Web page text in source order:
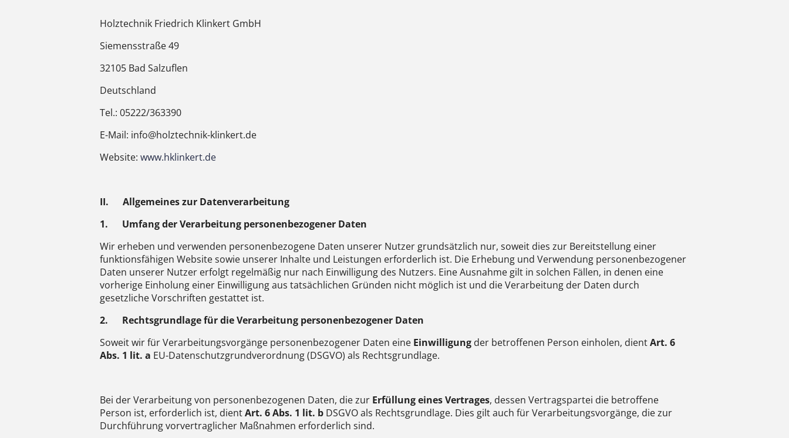
Holztechnik Friedrich Klinkert GmbH
Siemensstraße 49
32105 Bad Salzuflen
Deutschland
Tel.: 05222/363390
E-Mail: info@holztechnik-klinkert.de
Website: www.hklinkert.de
II. Allgemeines zur Datenverarbeitung
1. Umfang der Verarbeitung personenbezogener Daten
Wir erheben und verwenden personenbezogene Daten unserer Nutzer grundsätzlich nur, soweit dies zur Bereitstellung einer
funktionsfähigen Website sowie unserer Inhalte und Leistungen erforderlich ist. Die Erhebung und Verwendung personenbezogener
Daten unserer Nutzer erfolgt regelmäßig nur nach Einwilligung des Nutzers. Eine Ausnahme gilt in solchen Fällen, in denen eine
vorherige Einholung einer Einwilligung aus tatsächlichen Gründen nicht möglich ist und die Verarbeitung der Daten durch
gesetzliche Vorschriften gestattet ist.
2. Rechtsgrundlage für die Verarbeitung personenbezogener Daten
Soweit wir für Verarbeitungsvorgänge personenbezogener Daten eine Einwilligung der betroffenen Person einholen, dientArt. 6
Abs. 1 lit. a EU-Datenschutzgrundverordnung (DSGVO) als Rechtsgrundlage.
Bei der Verarbeitung von personenbezogenen Daten, die zur Erfüllung eines Vertrages, dessen Vertragspartei die betroffene
Person ist, erforderlich ist, dientArt. 6 Abs. 1 lit. b DSGVO als Rechtsgrundlage. Dies gilt auch für Verarbeitungsvorgänge, die zur
Durchführung vorvertraglicher Maßnahmen erforderlich sind.